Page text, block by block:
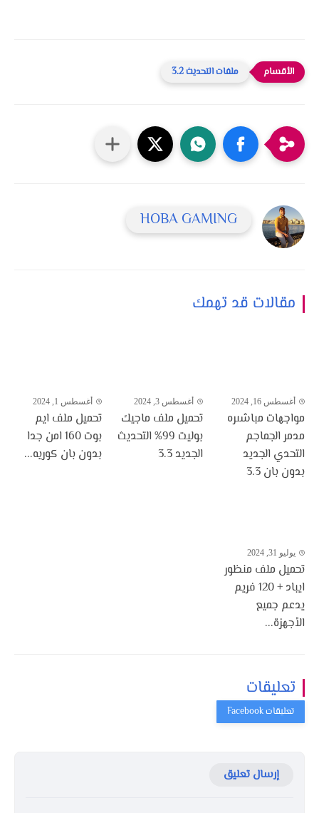
ملفات التحديث 3.2
HOBA GAMING
مقالات قد تهمك
أغسطس 16, 2024
مواجهات مباشىره
مدمر الجماجم
التحدي الجديد
بدون بان 3.3
أغسطس 3, 2024
تحميل ملف ماجيك
بوليت 99% التحديث
الجديد 3.3
أغسطس 1, 2024
تحميل ملف ايم
بوت 160 امن جدا
بدون بان كوريه...
يوليو 31, 2024
تحميل ملف منظور
ايباد + 120 فريم
يدعم جميع
الأجهزة...
تعليقات
إرسال تعليق